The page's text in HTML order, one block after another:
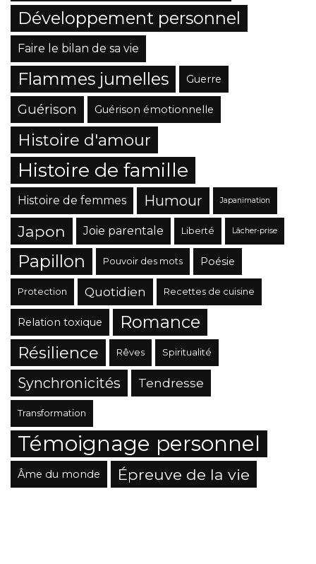
Développement personnel
Faire le bilan de sa vie
Flammes jumelles Guerre
Guérison Guérison émotionnelle
Histoire d'amour
Histoire de famille
Histoire de femmes Humour Japanimation
Japon Joie parentale Liberté Lâcher-prise
Papillon Pouvoir des mots Poésie
Protection Quotidien Recettes de cuisine
Relation toxique Romance
Résilience Rêves Spiritualité
Synchronicités Tendresse
Transformation
Témoignage personnel
Âme du monde Épreuve de la vie